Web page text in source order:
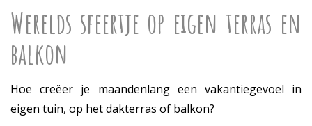
Werelds sfeertje op eigen terras en
balkon
Hoe creëer je maandenlang een vakantiegevoel in
eigen tuin, op het dakterras of balkon?